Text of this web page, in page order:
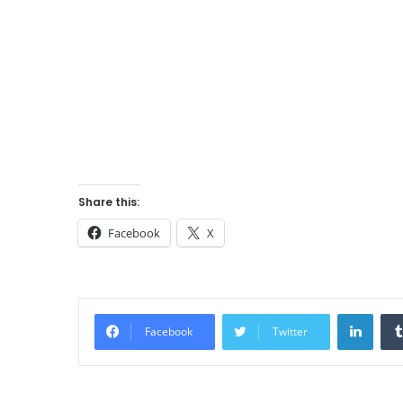
Share this:
Facebook X
Facebook Twitter